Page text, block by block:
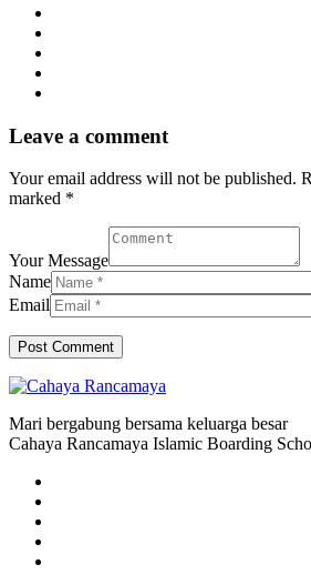
Leave a comment
Your email address will not be published.
marked *
Your Message
Name
Email
Mari bergabung bersama keluarga besar
Cahaya Rancamaya Islamic Boarding